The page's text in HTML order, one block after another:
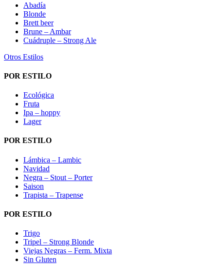
Abadía
Blonde
Brett beer
Brune – Ambar
Cuádruple – Strong Ale
Otros Estilos
POR ESTILO
Ecológica
Fruta
Ipa – hoppy
Lager
POR ESTILO
Lámbica – Lambic
Navidad
Negra – Stout – Porter
Saison
Trapista – Trapense
POR ESTILO
Trigo
Tripel – Strong Blonde
Viejas Negras – Ferm. Mixta
Sin Gluten